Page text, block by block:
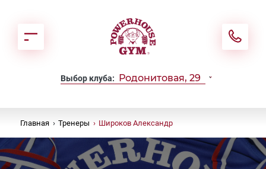
Выбор клуба: Родонитовая, 29
Главная › Тренеры › Широков Александр